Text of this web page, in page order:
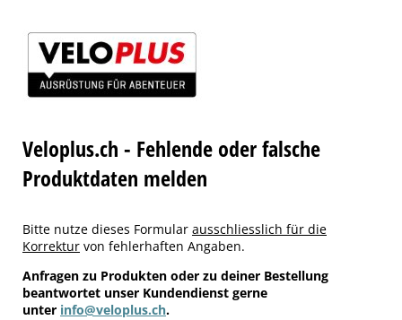
Veloplus.ch - Fehlende oder falsche
Produktdaten melden
Bitte nutze dieses Formular ausschliesslich für die
Korrektur von fehlerhaften Angaben.
Anfragen zu Produkten oder zu deiner Bestellung
beantwortet unser Kundendienst gerne
unter info@veloplus.ch.